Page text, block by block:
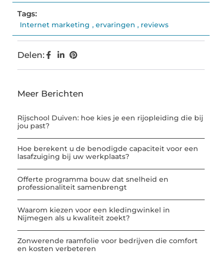
Tags:
Internet marketing , ervaringen , reviews
Delen:
Meer Berichten
Rijschool Duiven: hoe kies je een rijopleiding die bij
jou past?
Hoe berekent u de benodigde capaciteit voor een
lasafzuiging bij uw werkplaats?
Offerte programma bouw dat snelheid en
professionaliteit samenbrengt
Waarom kiezen voor een kledingwinkel in
Nijmegen als u kwaliteit zoekt?
Zonwerende raamfolie voor bedrijven die comfort
en kosten verbeteren